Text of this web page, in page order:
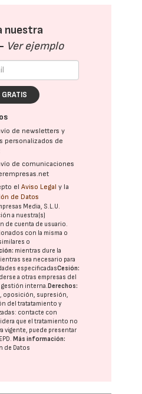
nuestra
Ver ejemplo
de newsletters y
personalizados de
de comunicaciones
elAviso Legal y la
de Datos
Media, S.L.U.
a nuestra(s)
de cuenta de usuario.
con la misma o
o
mientras dure la
sea necesario para
especificadasCesión:
a otras empresas del
gestión interna.Derechos:
oposición, supresión,
del tratatamiento y
contacte con
que el tratamiento no
vigente, puede presentar
.Más información:
de Datos